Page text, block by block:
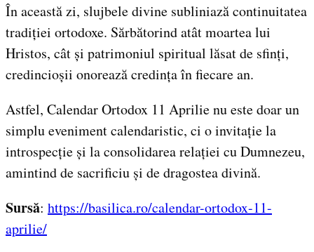
În această zi, slujbele divine subliniază continuitatea
tradiției ortodoxe. Sărbătorind atât moartea lui
Hristos, cât și patrimoniul spiritual lăsat de sfinți,
credincioșii onorează credința în fiecare an.
Astfel, Calendar Ortodox 11 Aprilie nu este doar un
simplu eveniment calendaristic, ci o invitație la
introspecție și la consolidarea relației cu Dumnezeu,
amintind de sacrificiu și de dragostea divină.
Sursă: https://basilica.ro/calendar-ortodox-11-
aprilie/